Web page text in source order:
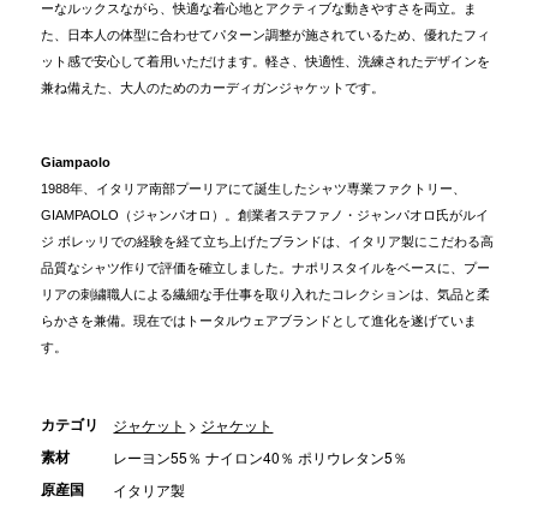
ーなルックスながら、快適な着心地とアクティブな動きやすさを両立。ま
た、日本人の体型に合わせてパターン調整が施されているため、優れたフィ
ット感で安心して着用いただけます。軽さ、快適性、洗練されたデザインを
兼ね備えた、大人のためのカーディガンジャケットです。
Giampaolo
1988年、イタリア南部プーリアにて誕生したシャツ専業ファクトリー、
GIAMPAOLO（ジャンパオロ）。創業者ステファノ・ジャンパオロ氏がルイ
ジ ボレッリでの経験を経て立ち上げたブランドは、イタリア製にこだわる高
品質なシャツ作りで評価を確立しました。ナポリスタイルをベースに、プー
リアの刺繍職人による繊細な手仕事を取り入れたコレクションは、気品と柔
らかさを兼備。現在ではトータルウェアブランドとして進化を遂げていま
す。
カテゴリ ジャケット > ジャケット
素材 レーヨン55％ ナイロン40％ ポリウレタン5％
原産国 イタリア製